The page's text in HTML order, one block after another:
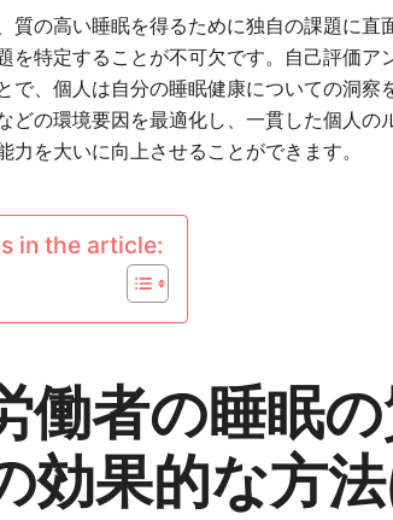
質の高い睡眠を得るために独自の課題に直
を特定することが不可欠です。自己評価
で、個人は自分の睡眠健康についての洞察
どの環境要因を最適化し、一貫した個人
力を大いに向上させることができます。
in the article:
働者の睡眠
効果的な方